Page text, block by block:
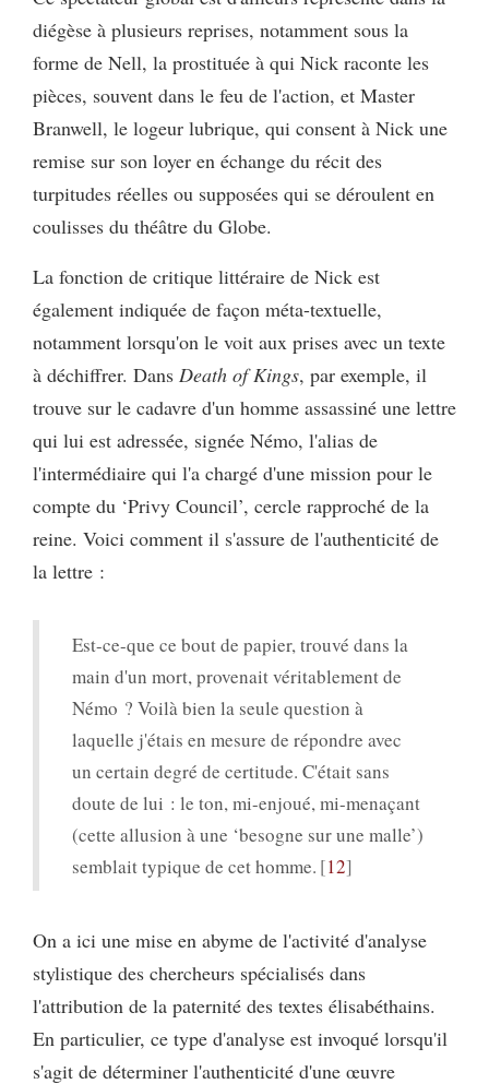
diégèse à plusieurs reprises, notamment sous la
forme de Nell, la prostituée à qui Nick raconte les
pièces, souvent dans le feu de l'action, et Master
Branwell, le logeur lubrique, qui consent à Nick une
remise sur son loyer en échange du récit des
turpitudes réelles ou supposées qui se déroulent en
coulisses du théâtre du Globe.
La fonction de critique littéraire de Nick est
également indiquée de façon méta-textuelle,
notamment lorsqu'on le voit aux prises avec un texte
à déchiffrer. Dans Death of Kings, par exemple, il
trouve sur le cadavre d'un homme assassiné une lettre
qui lui est adressée, signée Némo, l'alias de
l'intermédiaire qui l'a chargé d'une mission pour le
compte du ‘Privy Council’, cercle rapproché de la
reine. Voici comment il s'assure de l'authenticité de
la lettre :
Est-ce-que ce bout de papier, trouvé dans la
main d'un mort, provenait véritablement de
Némo ? Voilà bien la seule question à
laquelle j'étais en mesure de répondre avec
un certain degré de certitude. C'était sans
doute de lui : le ton, mi-enjoué, mi-menaçant
(cette allusion à une ‘besogne sur une malle’)
semblait typique de cet homme. 12
On a ici une mise en abyme de l'activité d'analyse
stylistique des chercheurs spécialisés dans
l'attribution de la paternité des textes élisabéthains.
En particulier, ce type d'analyse est invoqué lorsqu'il
s'agit de déterminer l'authenticité d'une œuvre